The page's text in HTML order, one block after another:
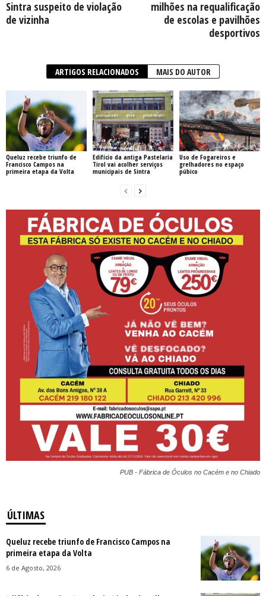
Sintra suspeito de violação
de vizinha
milhões na requalificação
de escolas e pavilhões
desportivos
ARTIGOS RELACIONADOS MAIS DO AUTOR
Queluz recebe triunfo de
Francisco Campos na
primeira etapa da Volta
Edifício da antiga Pastelaria
Tirol vai acolher serviços
municipais de Sintra
Uso de Fogareiros e
grelhadores no espaço
púbico
PUB - Fábrica de Óculos no Cacém e no Chiado
ÚLTIMAS
Queluz recebe triunfo de Francisco Campos na
primeira etapa da Volta
6 de Agosto, 2026